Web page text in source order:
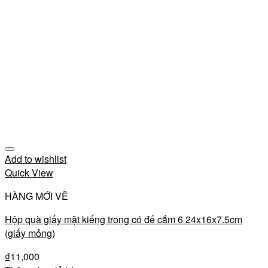
Add to wishlist
Quick View
HÀNG MỚI VỀ
Hộp quà giấy mặt kiếng trong có đế cắm 6 24x16x7.5cm
(giấy mỏng)
₫11,000